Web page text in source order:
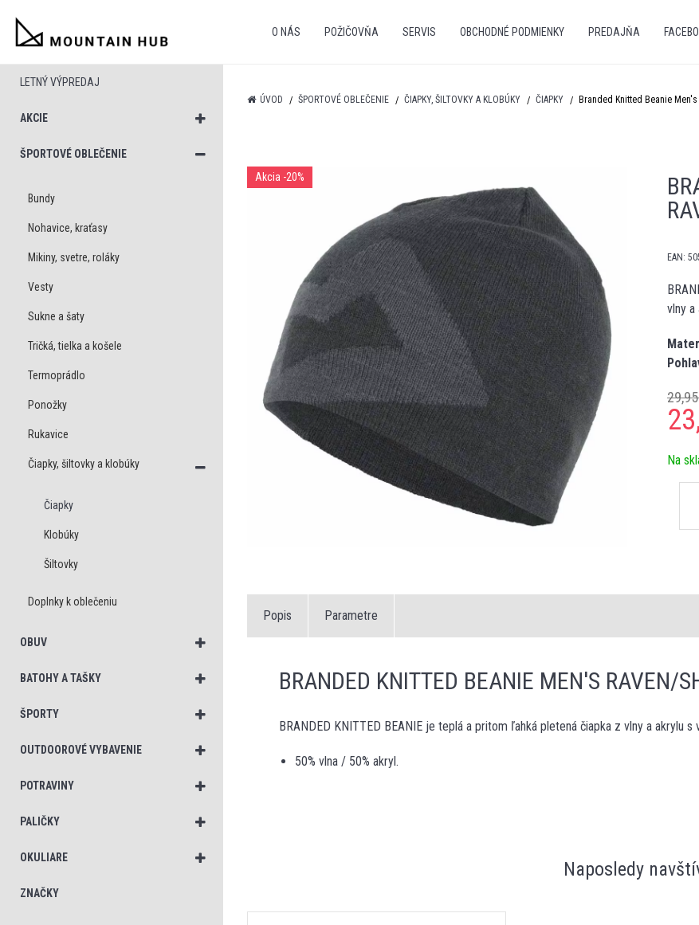
O NÁS POŽIČOVŇA SERVIS OBCHODNÉ PODMIENKY PREDAJŇA
LETNÝ VÝPREDAJ
AKCIE
ŠPORTOVÉ OBLEČENIE
Bundy
Nohavice, kraťasy
Mikiny, svetre, roláky
Vesty
Sukne a šaty
Tričká, tielka a košele
Termoprádlo
Ponožky
Rukavice
Čiapky, šiltovky a klobúky
Čiapky
Klobúky
Šiltovky
Doplnky k oblečeniu
OBUV
BATOHY A TAŠKY
ŠPORTY
OUTDOOROVÉ VYBAVENIE
POTRAVINY
PALIČKY
OKULIARE
ZNAČKY
ÚVOD ŠPORTOVÉ OBLEČENIE ČIAPKY, ŠILTOVKY A KLOBÚKY ČIAPKY Branded Knitted Beanie
Akcia -20%
EAN:
vlny
Na
Popis Parametre
BRANDED KNITTED BEANIE MEN'S RAVEN/
BRANDED KNITTED BEANIE je teplá a pritom ľahká pletená čiapka z vlny a akrylu
50% vlna / 50% akryl.
Naposledy